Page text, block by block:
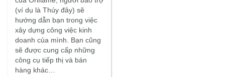
(ví dụ là Thúy đây) sẽ
hướng dẫn bạn trong việc
xây dựng công việc kinh
doanh của mình. Bạn cũng
sẽ được cung cấp những
công cụ tiếp thị và bán
hàng khác…